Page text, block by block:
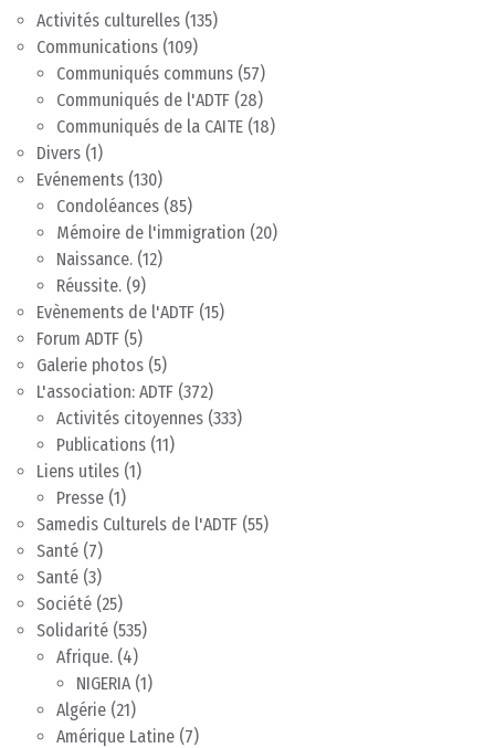
Activités culturelles (135)
Communications (109)
Communiqués communs (57)
Communiqués de l'ADTF (28)
Communiqués de la CAITE (18)
Divers (1)
Evénements (130)
Condoléances (85)
Mémoire de l'immigration (20)
Naissance. (12)
Réussite. (9)
Evènements de l'ADTF (15)
Forum ADTF (5)
Galerie photos (5)
L'association: ADTF (372)
Activités citoyennes (333)
Publications (11)
Liens utiles (1)
Presse (1)
Samedis Culturels de l'ADTF (55)
Santé (7)
Santé (3)
Société (25)
Solidarité (535)
Afrique. (4)
NIGERIA(1)
Algérie (21)
Amérique Latine (7)